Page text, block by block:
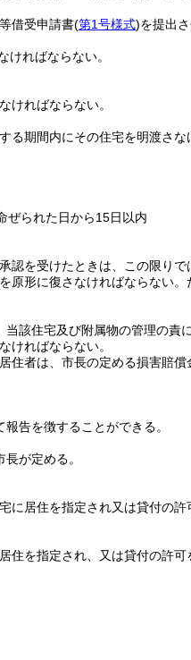
借受申請書(第1号様式)を提出
ければならない。
ければならない。
る期間内にその住宅を明渡さな
ぜられた日から15日以内
認を受けたときは、この限りで
原形に復さなければならない。
該住宅及び附属物の管理の責
ければならない。
者は、市長の定める損害賠償
告を徴することができる。
が定める。
居住を指定され又は貸付の許
を指定され、又は貸付の許可